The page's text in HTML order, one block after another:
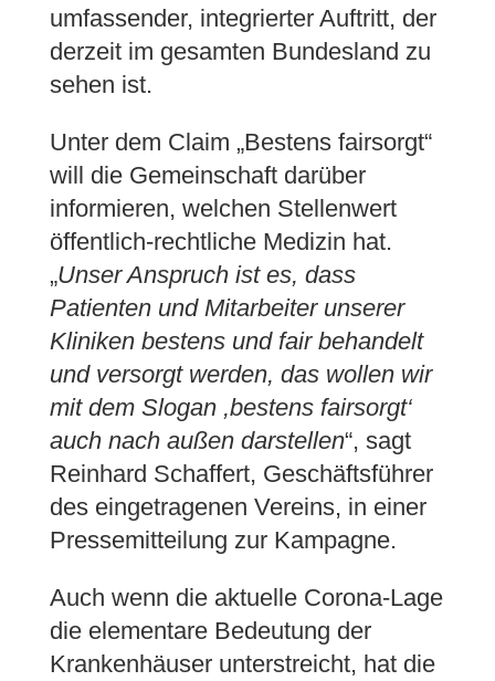
umfassender, integrierter Auftritt, der
derzeit im gesamten Bundesland zu
sehen ist.
Unter dem Claim „Bestens fairsorgt“
will die Gemeinschaft darüber
informieren, welchen Stellenwert
öffentlich-rechtliche Medizin hat.
„Unser Anspruch ist es, dass
Patienten und Mitarbeiter unserer
Kliniken bestens und fair behandelt
und versorgt werden, das wollen wir
mit dem Slogan ,bestens fairsorgt‘
auch nach außen darstellen“, sagt
Reinhard Schaffert, Geschäftsführer
des eingetragenen Vereins, in einer
Pressemitteilung zur Kampagne.
Auch wenn die aktuelle Corona-Lage
die elementare Bedeutung der
Krankenhäuser unterstreicht, hat die